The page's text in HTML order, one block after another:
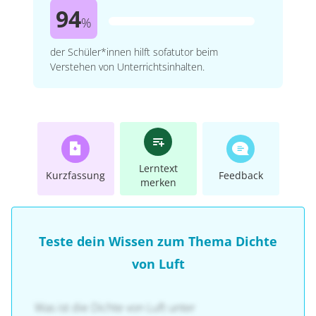
94%
der Schüler*innen hilft sofatutor beim
Verstehen von Unterrichtsinhalten.
Kurzfassung
Lerntext
merken
Feedback
Teste dein Wissen zum Thema Dichte
von Luft
Was ist die Dichte von Luft unter